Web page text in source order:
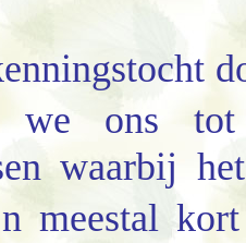
we ons tot
waarbij
meestal